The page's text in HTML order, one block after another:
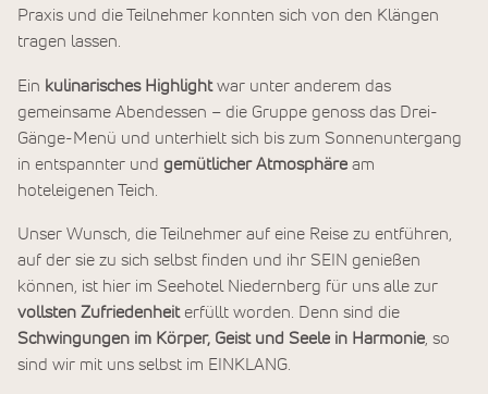
Praxis und die Teilnehmer konnten sich von den Klängen
tragen lassen.
Ein kulinarisches Highlightwar unter anderem das
gemeinsame Abendessen – die Gruppe genoss das Drei-
Gänge-Menü und unterhielt sich bis zum Sonnenuntergang
in entspannter und gemütlicher Atmosphäre am
hoteleigenen Teich.
Unser Wunsch, die Teilnehmer auf eine Reise zu entführen,
auf der sie zu sich selbst finden und ihr SEIN genießen
können, ist hier im Seehotel Niedernberg für uns alle zur
vollsten Zufriedenheiterfüllt worden. Denn sind die
Schwingungen im Körper, Geist und Seele in Harmonie , so
sind wir mit uns selbst im EINKLANG.